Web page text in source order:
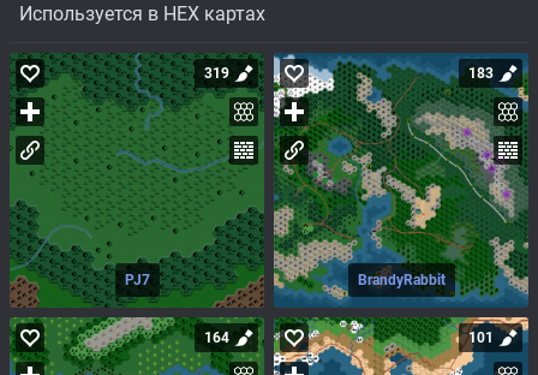
Используется в HEX картах
PJ7
319
BrandyRabbit
183
164 101